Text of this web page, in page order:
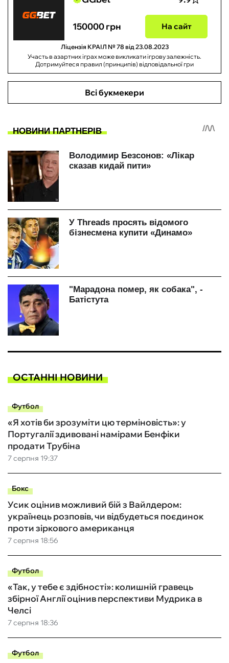
150000 грн На сайт
Ліцензія КРАІЛ № 78 від 23.08.2023
Участь в азартних іграх може викликати ігрову залежність.
Дотримуйтеся правил (принципів) відповідальної гри
Всі букмекери
ОСТАННІ НОВИНИ
Футбол
7 серпня 19:37
«Я хотів би зрозуміти цю терміновість»: у
Португалії здивовані намірами Бенфіки
продати Трубіна
Бокс
7 серпня 18:56
Усик оцінив можливий бій з Вайлдером:
українець розповів, чи відбудеться поєдинок
проти зіркового американця
Футбол
7 серпня 18:36
«Так, у тебе є здібності»: колишній гравець
збірної Англії оцінив перспективи Мудрика в
Челсі
Футбол